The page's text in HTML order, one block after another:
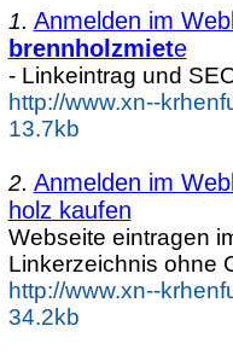
1. Anmelden im
brennholzmiete
- Linkeintrag und
http://www.xn--
13.7kb
2. Anmelden im
holz kaufen
Webseite eintragen
Linkerzeichnis ohne
http://www.xn--
34.2kb